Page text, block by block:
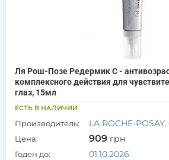
Ля Рош-Позе Редермик С -
комплексного действия для
глаз, 15мл
ЕСТЬ В НАЛИЧИИ
Производитель: LA ROCHE-
Цена: 909 грн
Годен до: 01.10.2026